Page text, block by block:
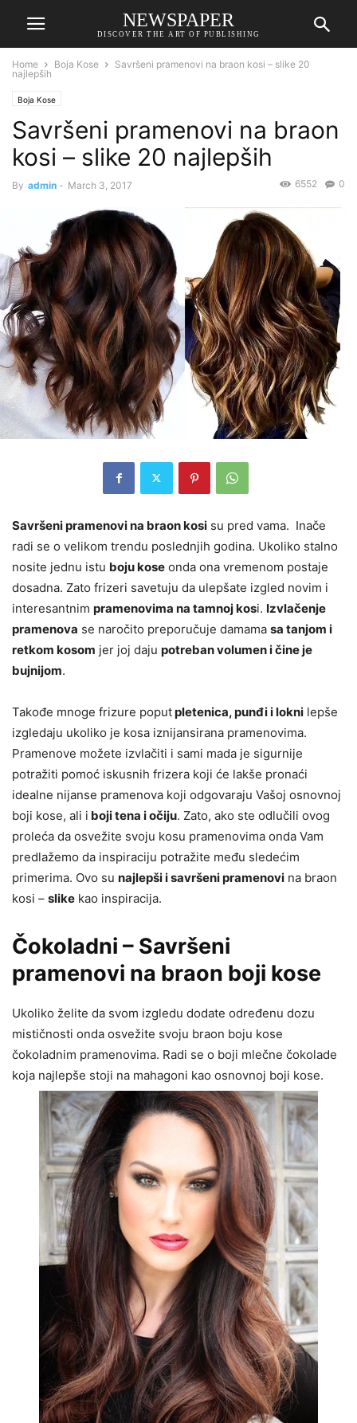
NEWSPAPER
DISCOVER THE ART OF PUBLISHING
Home Boja Kose
Savršeni pramenovi na braon kosi – slike 20
najlepših
Boja Kose
Savršeni pramenovi na braon
kosi – slike 20 najlepših
By admin - March 3, 2017 0
6552
Savršeni pramenovi na braon kosi su pred vama. Inače
radi se o velikom trendu poslednjih godina. Ukoliko stalno
nosite jednu istu boju kose onda ona vremenom postaje
dosadna. Zato frizeri savetuju da ulepšate izgled novim i
interesantnim pramenovima na tamnoj kosi. Izvlačenje
pramenova se naročito preporučuje damama sa tanjom i
retkom kosom jer joj daju potreban volumen i čine je
bujnijom.
Takođe mnoge frizure poputpletenica, punđi i lokni lepše
izgledaju ukoliko je kosa iznijansirana pramenovima.
Pramenove možete izvlačiti i sami mada je sigurnije
potražiti pomoć iskusnih frizera koji će lakše pronaći
idealne nijanse pramenova koji odgovaraju Vašoj osnovnoj
boji kose, ali i boji tena i očiju. Zato, ako ste odlučili ovog
proleća da osvežite svoju kosu pramenovima onda Vam
predlažemo da inspiraciju potražite među sledećim
primerima. Ovo su najlepši i savršeni pramenovi na braon
kosi – slike kao inspiracija.
Čokoladni – Savršeni
pramenovi na braon boji kose
Ukoliko želite da svom izgledu dodate određenu dozu
mističnosti onda osvežite svoju braon boju kose
čokoladnim pramenovima. Radi se o boji mlečne čokolade
koja najlepše stoji na mahagoni kao osnovnoj boji kose.